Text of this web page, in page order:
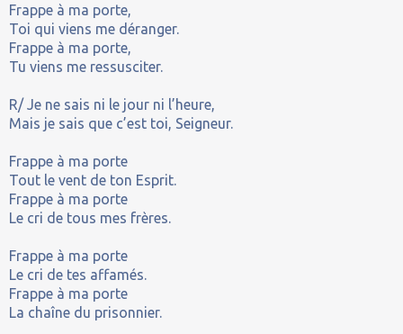
Frappe à ma porte,
Toi qui viens me déranger.
Frappe à ma porte,
Tu viens me ressusciter.
R/ Je ne sais ni le jour ni l’heure,
Mais je sais que c’est toi, Seigneur.
Frappe à ma porte
Tout le vent de ton Esprit.
Frappe à ma porte
Le cri de tous mes frères.
Frappe à ma porte
Le cri de tes affamés.
Frappe à ma porte
La chaîne du prisonnier.